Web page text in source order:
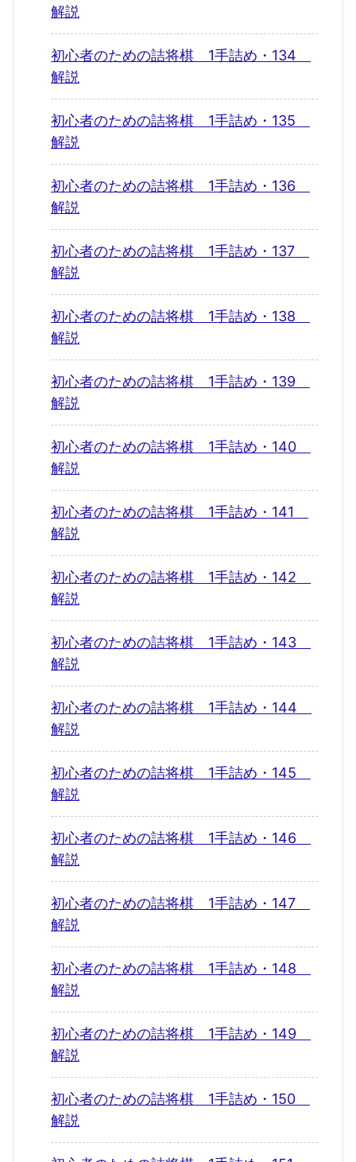
解説
初心者のための詰将棋 1手詰め・134
解説
初心者のための詰将棋 1手詰め・135
解説
初心者のための詰将棋 1手詰め・136
解説
初心者のための詰将棋 1手詰め・137
解説
初心者のための詰将棋 1手詰め・138
解説
初心者のための詰将棋 1手詰め・139
解説
初心者のための詰将棋 1手詰め・140
解説
初心者のための詰将棋 1手詰め・141
解説
初心者のための詰将棋 1手詰め・142
解説
初心者のための詰将棋 1手詰め・143
解説
初心者のための詰将棋 1手詰め・144
解説
初心者のための詰将棋 1手詰め・145
解説
初心者のための詰将棋 1手詰め・146
解説
初心者のための詰将棋 1手詰め・147
解説
初心者のための詰将棋 1手詰め・148
解説
初心者のための詰将棋 1手詰め・149
解説
初心者のための詰将棋 1手詰め・150
解説